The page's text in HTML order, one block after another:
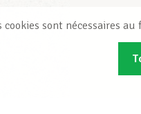
cookies sont nécessaires